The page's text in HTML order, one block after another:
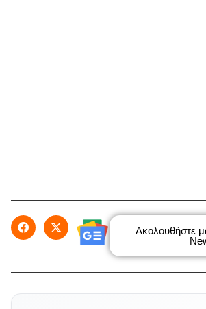
Ακολουθήστε